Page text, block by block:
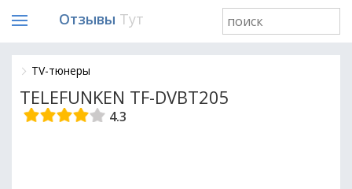
Отзывы Тут
TV-тюнеры
TELEFUNKEN TF-DVBT205
4.3